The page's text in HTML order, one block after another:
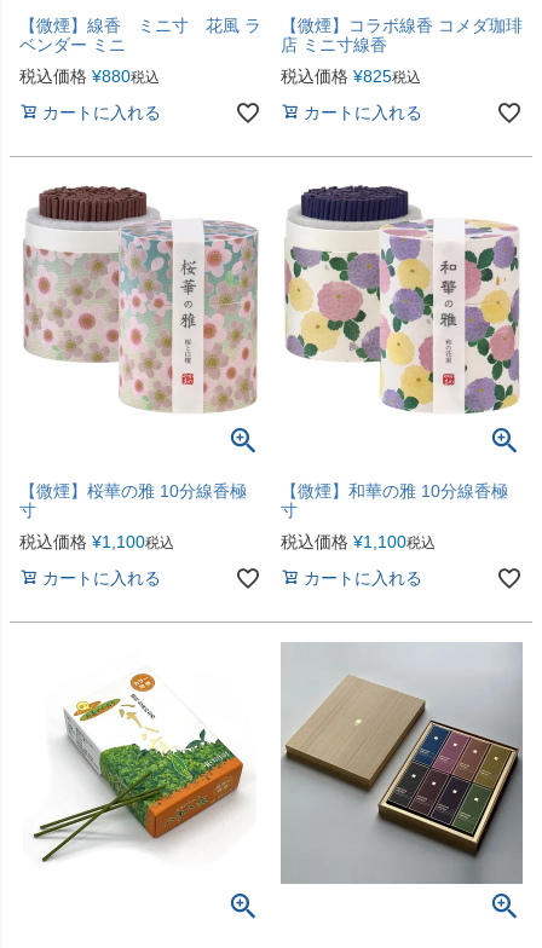
【微煙】線香 ミニ寸 花風 ラ
ベンダー ミニ
税込価格 ¥880税込
カートに入れる
【微煙】コラボ線香 コメダ珈琲
店 ミニ寸線香
税込価格 ¥825税込
カートに入れる
【微煙】桜華の雅 10分線香極
寸
税込価格 ¥1,100税込
カートに入れる
【微煙】和華の雅 10分線香極
寸
税込価格 ¥1,100税込
カートに入れる